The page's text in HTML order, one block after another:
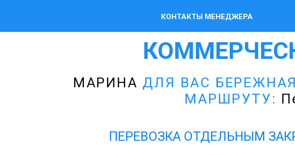
КОНТАКТЫ МЕНЕДЖЕРА
МАРИНА ДЛЯ ВАС
МАРШРУТУ:
ПЕРЕВОЗКА ОТДЕЛЬНЫМ